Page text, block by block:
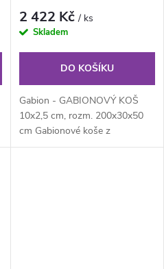
2 422 Kč/ ks
Skladem
DO KOŠÍKU
Gabion - GABIONOVÝ KOŠ
10x2,5 cm, rozm. 200x30x50
cm Gabionové koše z
gabionových sítí okatosti